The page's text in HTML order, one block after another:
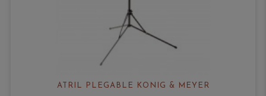
ATRIL PLEGABLE KÖNIG & MEYER